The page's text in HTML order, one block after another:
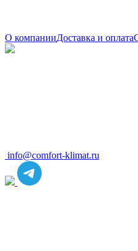
О компанииДоставка и оплата
info@comfort-klimat.ru